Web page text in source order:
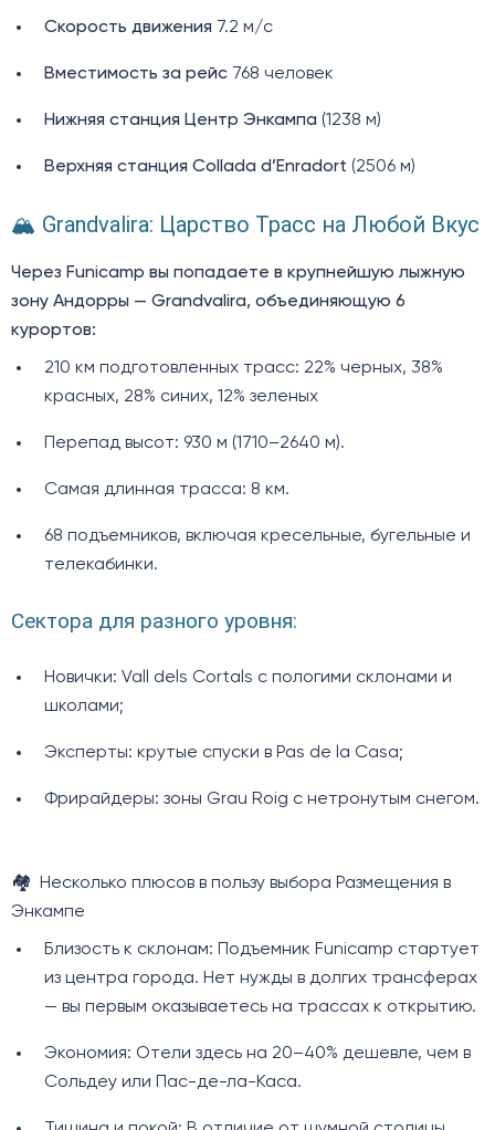
Скорость движения 7.2 м/с
Вместимость за рейс 768 человек
Нижняя станция Центр Энкампа (1238 м)
Верхняя станция Collada d’Enradort (2506 м)
🏔️ Grandvalira: Царство Трасс на Любой Вкус
Через Funicamp вы попадаете в крупнейшую лыжную
зону Андорры — Grandvalira, объединяющую 6
курортов:
210 км подготовленных трасс: 22% черных, 38%
красных, 28% синих, 12% зеленых
Перепад высот: 930 м (1710–2640 м).
Самая длинная трасса: 8 км.
68 подъемников, включая кресельные, бугельные и
телекабинки.
Сектора для разного уровня:
Новички: Vall dels Cortals с пологими склонами и
школами;
Эксперты: крутые спуски в Pas de la Casa;
Фрирайдеры: зоны Grau Roig с нетронутым снегом.
🏘️ Несколько плюсов в пользу выбора Размещения в
Энкампе
Близость к склонам: Подъемник Funicamp стартует
из центра города. Нет нужды в долгих трансферах
— вы первым оказываетесь на трассах к открытию.
Экономия: Отели здесь на 20–40% дешевле, чем в
Сольдеу или Пас-де-ла-Каса.